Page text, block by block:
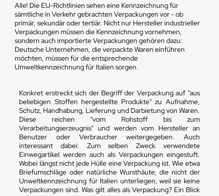
Alle! Die EU-Richtlinien sehen eine Kennzeichnung für
sämtliche in Verkehr gebrachten Verpackungen vor - ob
primär, sekundär oder tertiär. Nicht nur Hersteller industrieller
Verpackungen müssen die Kennzeichnung vornehmen,
sondern auch importierte Verpackungen gehören dazu:
Deutsche Unternehmen, die verpackte Waren einführen
möchten, müssen für die entsprechende
Umweltkennzeichnung für Italien sorgen.
Konkret erstreckt sich der Begriff der Verpackung auf "aus
beliebigen Stoffen hergestellte Produkte" zu Aufnahme,
Schutz, Handhabung, Lieferung und Darbietung von Waren.
Diese reichen "vom Rohstoff bis zum
Verarbeitungserzeugnis" und werden vom Hersteller an
Benutzer oder Verbraucher weitergegeben. Auch
interessant dabei: Zum selben Zweck verwendete
Einwegartikel werden auch als Verpackungen eingestuft.
Wobei längst nicht jede Hülle eine Verpackung ist. Wie etwa
Briefumschläge oder natürliche Wursthäute, die nicht der
Unweltkennzeichnung für Italien unterliegen, weil sie keine
Verpackungen sind. Was gilt alles als Verpackung? Ein Blick